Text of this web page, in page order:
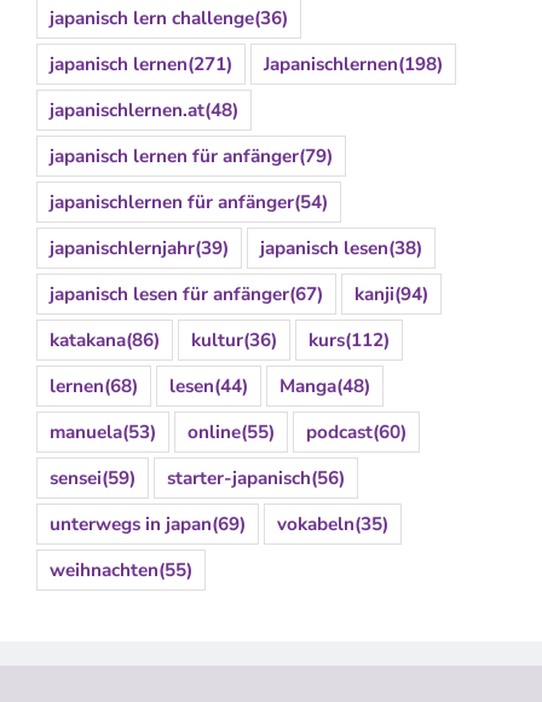
japanisch lern challenge(36)
japanisch lernen(271) Japanischlernen(198)
japanischlernen.at(48)
japanisch lernen für anfänger(79)
japanischlernen für anfänger(54)
japanischlernjahr(39) japanisch lesen(38)
japanisch lesen für anfänger(67) kanji(94)
katakana(86) kultur(36) kurs(112)
lernen(68) lesen(44) Manga(48)
manuela(53) online(55) podcast(60)
sensei(59) starter-japanisch(56)
unterwegs in japan(69) vokabeln(35)
weihnachten(55)